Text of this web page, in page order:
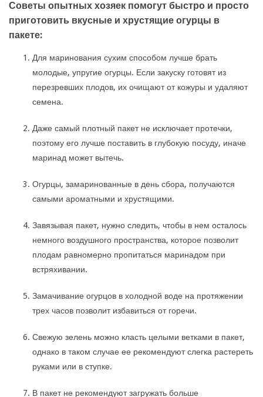
Советы опытных хозяек помогут быстро и просто
приготовить вкусные и хрустящие огурцы в
пакете:
Для маринования сухим способом лучше брать
молодые, упругие огурцы. Если закуску готовят из
перезревших плодов, их очищают от кожуры и удаляют
семена.
Даже самый плотный пакет не исключает протечки,
поэтому его лучше поставить в глубокую посуду, иначе
маринад может вытечь.
Огурцы, замаринованные в день сбора, получаются
самыми ароматными и хрустящими.
Завязывая пакет, нужно следить, чтобы в нем осталось
немного воздушного пространства, которое позволит
плодам равномерно пропитаться маринадом при
встряхивании.
Замачивание огурцов в холодной воде на протяжении
трех часов позволит избавиться от горечи.
Свежую зелень можно класть целыми ветками в пакет,
однако в таком случае ее рекомендуют слегка растереть
руками или в ступке.
В пакет не рекомендуют загружать больше